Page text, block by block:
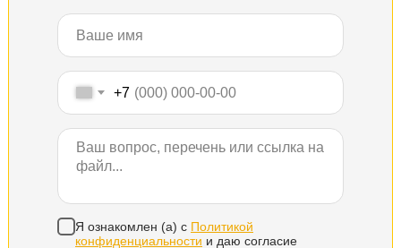
+7
Я ознакомлен (а) с Политикой
конфиденциальности и даю согласие